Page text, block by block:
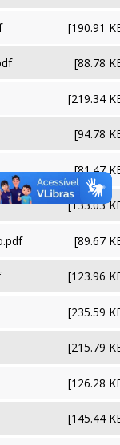
[190.91
[88.78
[219.34
[94.78
[81.47
[133.03
[89.67
[123.96
[235.59
[215.79
[126.28
[145.44